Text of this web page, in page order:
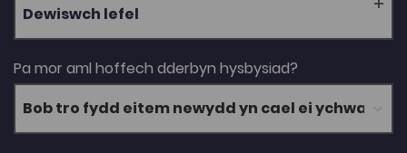
Dewiswch lefel
Pa mor aml hoffech dderbyn hysbysiad?